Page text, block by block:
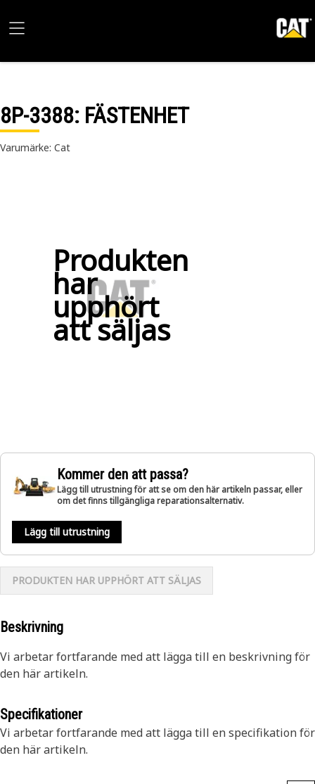
8P-3388: FÄSTENHET
Varumärke: Cat
Produkten
har
upphört
att säljas
Kommer den att passa?
Lägg till utrustning för att se om den här artikeln passar, eller
om det finns tillgängliga reparationsalternativ.
Lägg till utrustning
PRODUKTEN HAR UPPHÖRT ATT SÄLJAS
Beskrivning
Vi arbetar fortfarande med att lägga till en beskrivning för
den här artikeln.
Specifikationer
Vi arbetar fortfarande med att lägga till en specifikation för
den här artikeln.